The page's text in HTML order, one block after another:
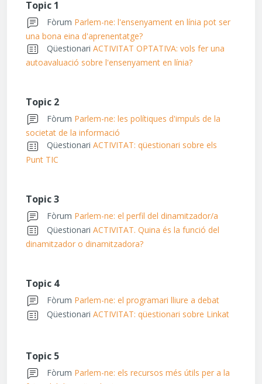
Topic 1
Fòrum Parlem-ne: l'ensenyament en línia pot ser
una bona eina d'aprenentatge?
Qüestionari ACTIVITAT OPTATIVA: vols fer una
autoavaluació sobre l'ensenyament en línia?
Topic 2
Fòrum Parlem-ne: les polítiques d'impuls de la
societat de la informació
Qüestionari ACTIVITAT: qüestionari sobre els
Punt TIC
Topic 3
Fòrum Parlem-ne: el perfil del dinamitzador/a
Qüestionari ACTIVITAT. Quina és la funció del
dinamitzador o dinamitzadora?
Topic 4
Fòrum Parlem-ne: el programari lliure a debat
Qüestionari ACTIVITAT: qüestionari sobre Linkat
Topic 5
Fòrum Parlem-ne: els recursos més útils per a la